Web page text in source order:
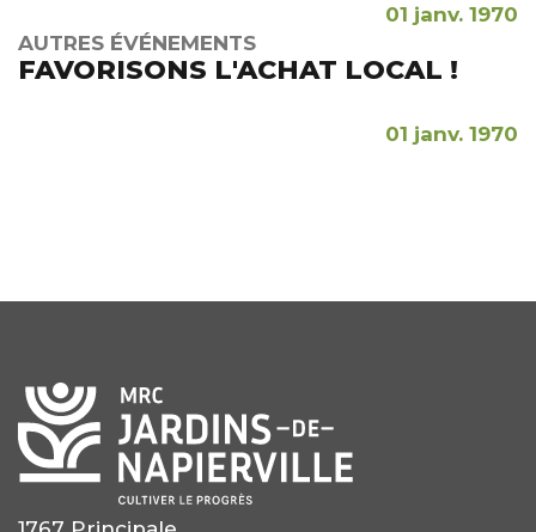
01 janv. 1970
AUTRES ÉVÉNEMENTS
FAVORISONS L'ACHAT LOCAL !
01 janv. 1970